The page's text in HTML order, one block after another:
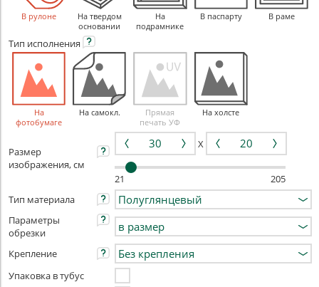
В рулоне
На твердом
основании
На
подрамнике
В паспарту В раме
Тип исполнения
На
фотобумаге
На самокл.
Прямая
печать УФ
На холсте
Размер
изображения, см
X
21
205
Тип материала
Параметры
обрезки
Крепление
Упаковка в тубус